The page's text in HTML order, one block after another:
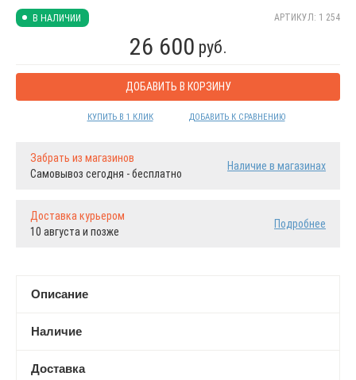
В НАЛИЧИИ АРТИКУЛ: 1 254
26 600 руб.
ДОБАВИТЬ В КОРЗИНУ
КУПИТЬ В 1 КЛИК ДОБАВИТЬ К СРАВНЕНИЮ
Забрать из магазинов
Самовывоз сегодня - бесплатно
Наличие в магазинах
Доставка курьером
10 августа и позже
Подробнее
Описание
Наличие
Доставка